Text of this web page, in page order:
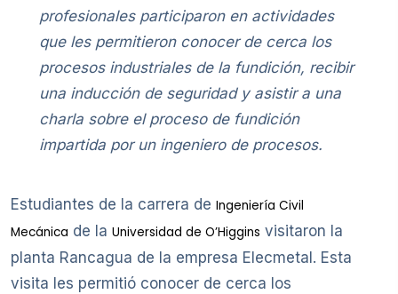
profesionales participaron en actividades
que les permitieron conocer de cerca los
procesos industriales de la fundición, recibir
una inducción de seguridad y asistir a una
charla sobre el proceso de fundición
impartida por un ingeniero de procesos.
Estudiantes de la carrera de Ingeniería Civil
Mecánica de la Universidad de O’Higgins visitaron la
planta Rancagua de la empresa Elecmetal. Esta
visita les permitió conocer de cerca los